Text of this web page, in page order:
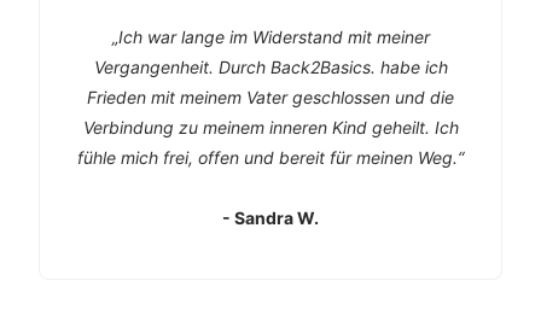
„Ich war lange im Widerstand mit meiner
Vergangenheit. Durch Back2Basics. habe ich
Frieden mit meinem Vater geschlossen und die
Verbindung zu meinem inneren Kind geheilt. Ich
fühle mich frei, offen und bereit für meinen Weg.“
- Sandra W.